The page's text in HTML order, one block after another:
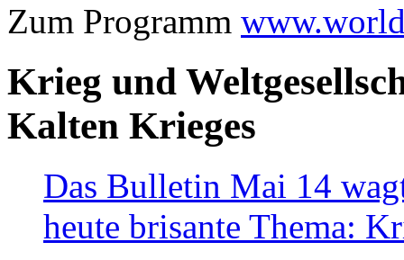
Zum Programm
Krieg und
Kalten Krieges
Das Bulletin Mai 14
heute brisante Thema: